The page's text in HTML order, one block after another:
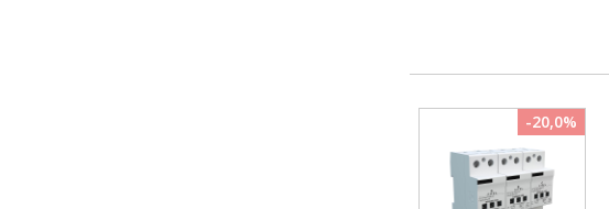
-20,0%